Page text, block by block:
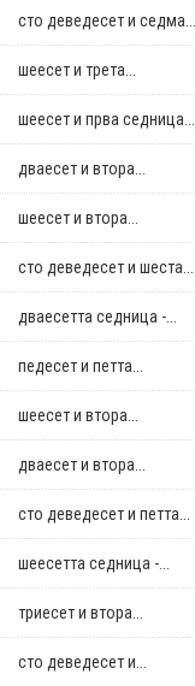
сто деведесет и седма...
шеесет и трета...
шеесет и прва седница...
дваесет и втора...
шеесет и втора...
сто деведесет и шеста...
дваесетта седница -...
педесет и петта...
шеесет и втора...
дваесет и втора...
сто деведесет и петта...
шеесетта седница -...
триесет и втора...
сто деведесет и...